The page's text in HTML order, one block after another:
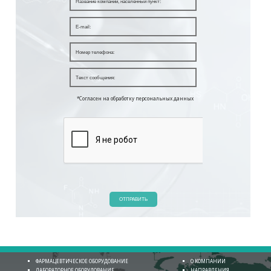
*Согласен на обработку персональных данных
ОТПРАВИТЬ
ФАРМАЦЕВТИЧЕСКОЕ ОБОРУДОВАНИЕ
О КОМПАНИИ